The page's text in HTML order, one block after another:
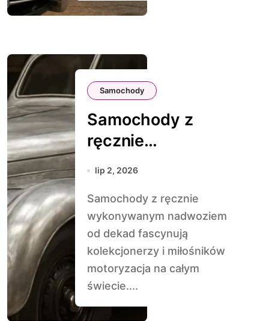
Samochody
Samochody z
ręcznie
wykonywanym
lip 2, 2026
Samochody z ręcznie
wykonywanym nadwoziem
od dekad fascynują
kolekcjonerzy i miłośników
motoryzacja na całym
świecie....